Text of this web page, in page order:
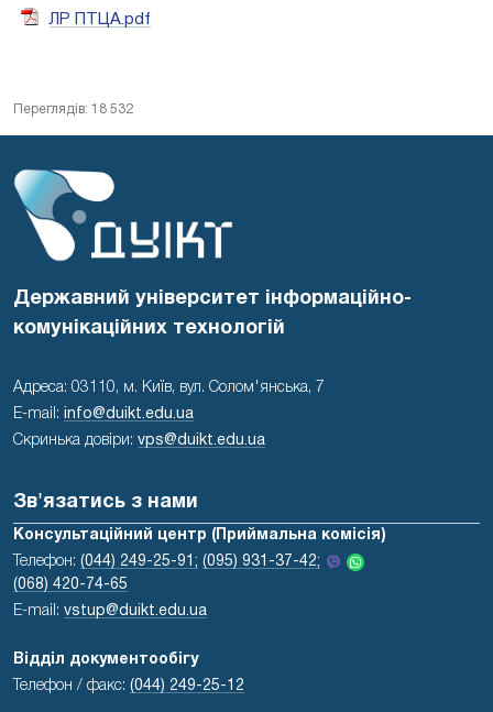
ЛР ПТЦА.pdf
Переглядів: 18 532
Державний університет інформаційно-
комунікаційних технологій
Адреса: 03110, м. Київ, вул. Солом'янська, 7
E-mail:
info@duikt.edu.ua
Скринька довіри: vps@duikt.edu.ua
Зв'язатись з нами
Консультаційний центр (Приймальна комісія)
Телефон: (044) 249-25-91; (095) 931-37-42;
(068) 420-74-65
E-mail: vstup@duikt.edu.ua
Відділ документообігу
Телефон / факс: (044) 249-25-12